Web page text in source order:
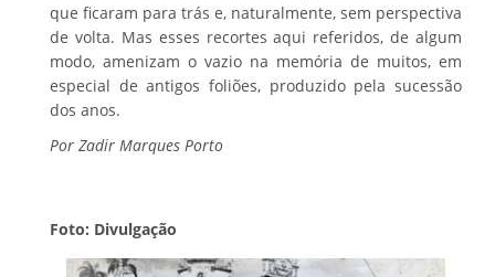
que ficaram para trás e, naturalmente, sem perspectiva
de volta. Mas esses recortes aqui referidos, de algum
modo, amenizam o vazio na memória de muitos, em
especial de antigos foliões, produzido pela sucessão
dos anos.
Por Zadir Marques Porto
Foto: Divulgação